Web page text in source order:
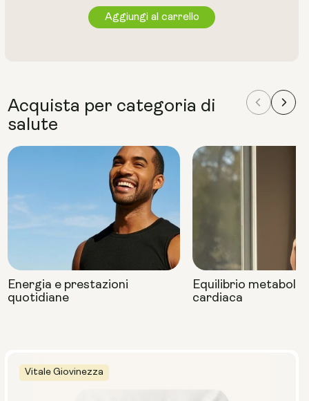
Vitale Giovinezza
Acquista per categoria di
salute
Energia e prestazioni
quotidiane
Equilibrio
cardiaca
normale
Aggiungi al carrello